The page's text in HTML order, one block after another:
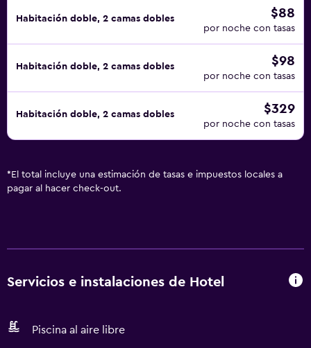
Habitación doble, 2 camas dobles $88
por noche con tasas
Habitación doble, 2 camas dobles $98
por noche con tasas
Habitación doble, 2 camas dobles $329
por noche con tasas
* El total incluye una estimación de tasas e impuestos locales a
pagar al hacer check-out.
Servicios e instalaciones de Hotel
Piscina al aire libre